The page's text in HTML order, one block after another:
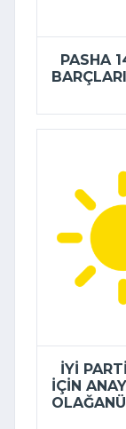
PASHA
İYİ
IÇIN